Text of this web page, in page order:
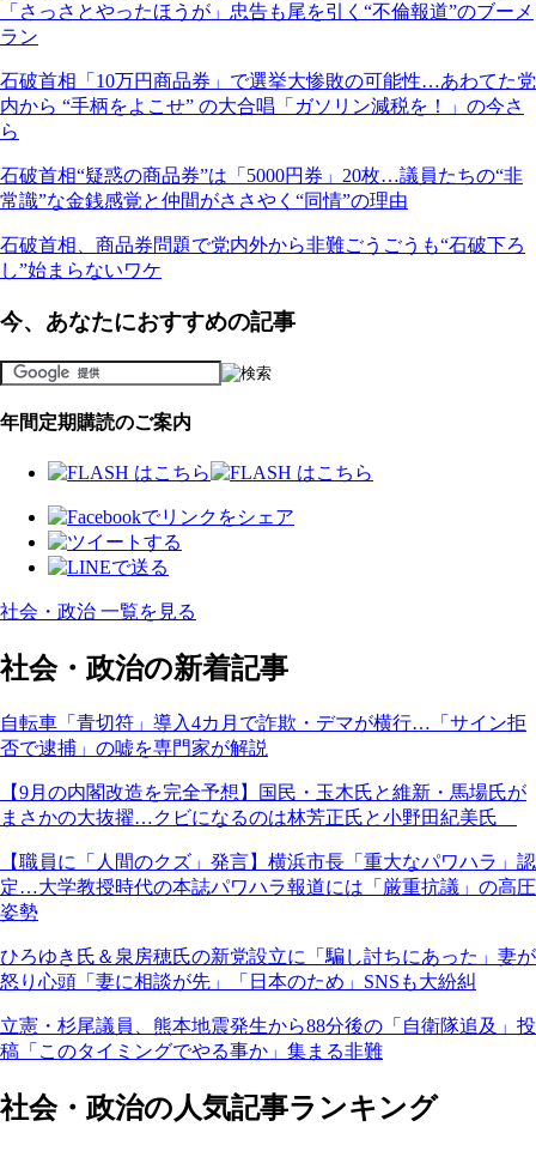
「さっさとやったほうが」忠告も尾を引く“不倫報道”のブーメ
ラン
石破首相「10万円商品券」で選挙大惨敗の可能性…あわてた党
内から “手柄をよこせ” の大合唱「ガソリン減税を！」の今さ
ら
石破首相“疑惑の商品券”は「5000円券」20枚…議員たちの“非
常識”な金銭感覚と仲間がささやく“同情”の理由
石破首相、商品券問題で党内外から非難ごうごうも“石破下ろ
し”始まらないワケ
今、あなたにおすすめの記事
年間定期購読のご案内
社会・政治 一覧を見る
社会・政治の新着記事
自転車「青切符」導入4カ月で詐欺・デマが横行…「サイン拒
否で逮捕」の嘘を専門家が解説
【9月の内閣改造を完全予想】国民・玉木氏と維新・馬場氏が
まさかの大抜擢…クビになるのは林芳正氏と小野田紀美氏
【職員に「人間のクズ」発言】横浜市長「重大なパワハラ」認
定…大学教授時代の本誌パワハラ報道には「厳重抗議」の高圧
姿勢
ひろゆき氏＆泉房穂氏の新党設立に「騙し討ちにあった」妻が
怒り心頭「妻に相談が先」「日本のため」SNSも大紛糾
立憲・杉尾議員、熊本地震発生から88分後の「自衛隊追及」投
稿「このタイミングでやる事か」集まる非難
社会・政治の人気記事ランキング